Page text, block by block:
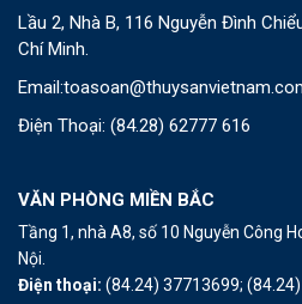
Lầu 2, Nhà B, 116 Nguyễn Đình
Chí Minh.
Email:
Điện Thoại: (84.28) 62777 616
VĂN PHÒNG MIỀN BẮC
Tầng 1, nhà A8, số 10 Nguyễn Công
Nội.
Điện thoại: (84.24) 37713699;